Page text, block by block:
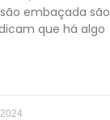
embaçada são
que há algo